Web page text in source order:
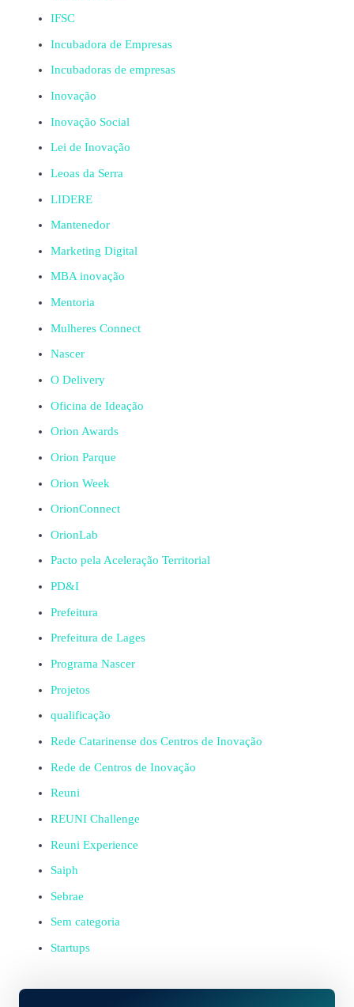
IFSC
Incubadora de Empresas
Incubadoras de empresas
Inovação
Inovação Social
Lei de Inovação
Leoas da Serra
LIDERE
Mantenedor
Marketing Digital
MBA inovação
Mentoria
Mulheres Connect
Nascer
O Delivery
Oficina de Ideação
Orion Awards
Orion Parque
Orion Week
OrionConnect
OrionLab
Pacto pela Aceleração Territorial
PD&I
Prefeitura
Prefeitura de Lages
Programa Nascer
Projetos
qualificação
Rede Catarinense dos Centros de Inovação
Rede de Centros de Inovação
Reuni
REUNI Challenge
Reuni Experience
Saiph
Sebrae
Sem categoria
Startups